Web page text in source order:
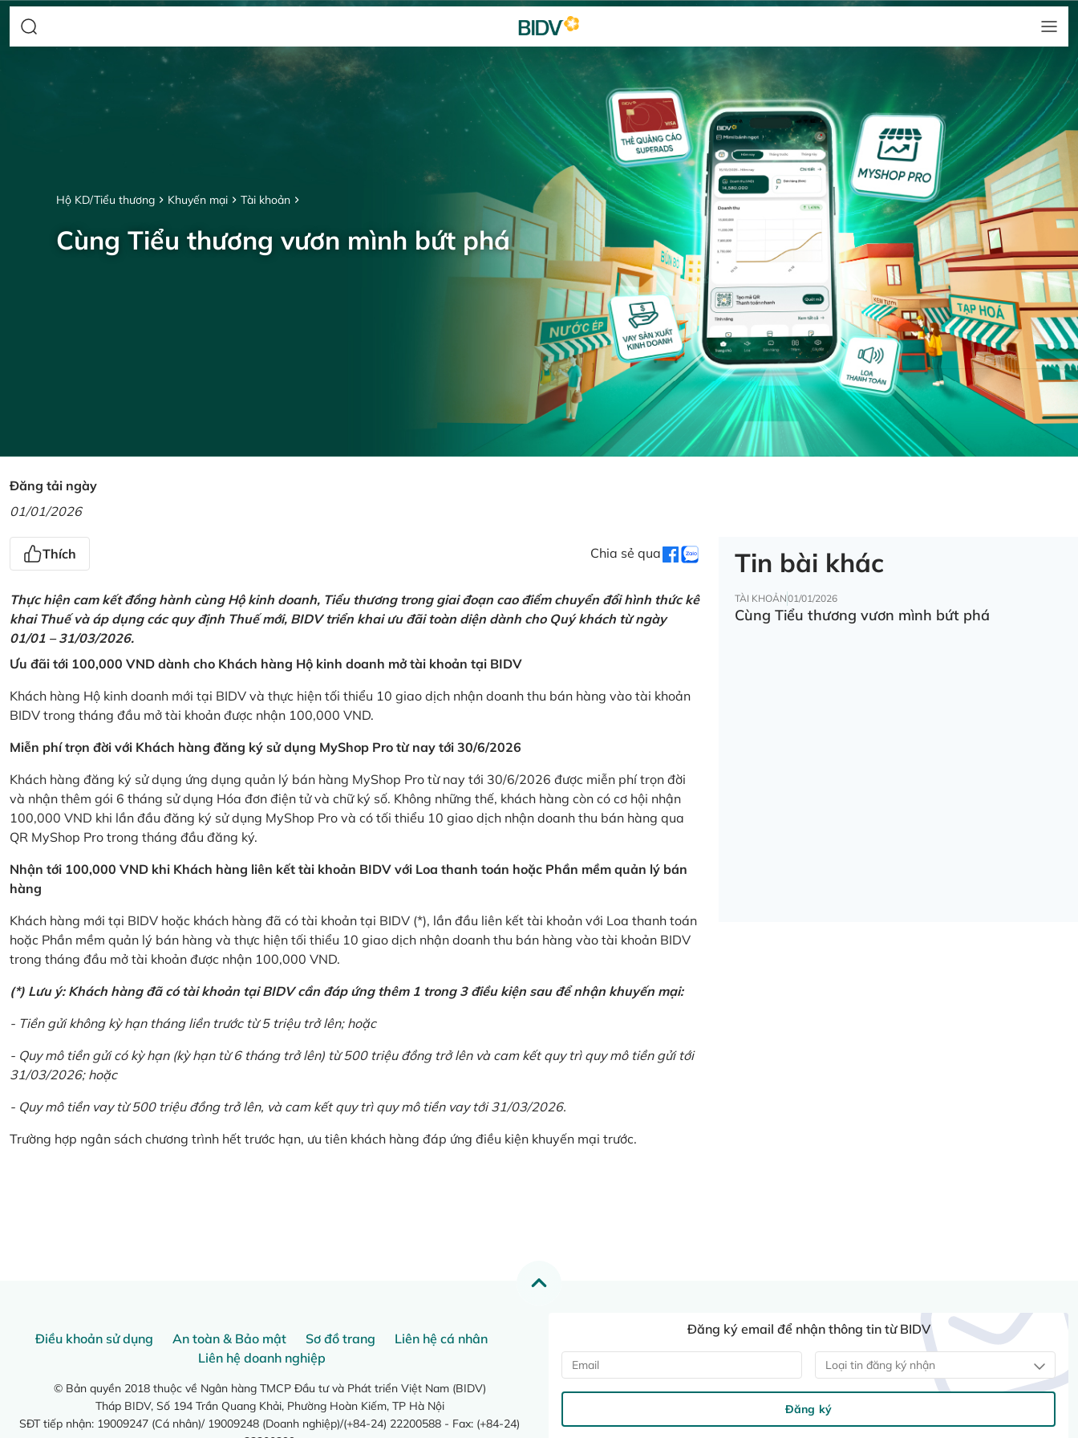
Hộ KD/Tiểu thương Khuyến mại Tài khoản
Cùng Tiểu thương vươn mình bứt phá
Đăng tải ngày
01/01/2026
Thích Chia sẻ qua
Thực hiện cam kết đồng hành cùng Hộ kinh doanh, Tiểu thương trong giai đoạn cao điểm chuyển đổi hình thức kê
khai Thuế và áp dụng các quy định Thuế mới, BIDV triển khai ưu đãi toàn diện dành cho Quý khách từ ngày
01/01 – 31/03/2026.
Ưu đãi tới 100,000 VND dành cho Khách hàng Hộ kinh doanh mở tài khoản tại BIDV
Khách hàng Hộ kinh doanh mới tại BIDV và thực hiện tối thiểu 10 giao dịch nhận doanh thu bán hàng vào tài khoản
BIDV trong tháng đầu mở tài khoản được nhận 100,000 VND.
Miễn phí trọn đời với Khách hàng đăng ký sử dụng MyShop Pro từ nay tới 30/6/2026
Khách hàng đăng ký sử dụng ứng dụng quản lý bán hàng MyShop Pro từ nay tới 30/6/2026 được miễn phí trọn đời
và nhận thêm gói 6 tháng sử dụng Hóa đơn điện tử và chữ ký số. Không những thế, khách hàng còn có cơ hội nhận
100,000 VND khi lần đầu đăng ký sử dụng MyShop Pro và có tối thiểu 10 giao dịch nhận doanh thu bán hàng qua
QR MyShop Pro trong tháng đầu đăng ký.
Nhận tới 100,000 VND khi Khách hàng liên kết tài khoản BIDV với Loa thanh toán hoặc Phần mềm quản lý bán
hàng
Khách hàng mới tại BIDV hoặc khách hàng đã có tài khoản tại BIDV (*), lần đầu liên kết tài khoản với Loa thanh toán
hoặc Phần mềm quản lý bán hàng và thực hiện tối thiểu 10 giao dịch nhận doanh thu bán hàng vào tài khoản BIDV
trong tháng đầu mở tài khoản được nhận 100,000 VND.
(*) Lưu ý: Khách hàng đã có tài khoản tại BIDV cần đáp ứng thêm 1 trong 3 điều kiện sau để nhận khuyến mại:
- Tiền gửi không kỳ hạn tháng liền trước từ 5 triệu trở lên; hoặc
- Quy mô tiền gửi có kỳ hạn (kỳ hạn từ 6 tháng trở lên) từ 500 triệu đồng trở lên và cam kết quy trì quy mô tiền gửi tới
31/03/2026; hoặc
- Quy mô tiền vay từ 500 triệu đồng trở lên, và cam kết quy trì quy mô tiền vay tới 31/03/2026.
Trường hợp ngân sách chương trình hết trước hạn, ưu tiên khách hàng đáp ứng điều kiện khuyến mại trước.
Tin bài khác
TÀI KHOẢN01/01/2026
Cùng Tiểu thương vươn mình bứt phá
Điều khoản sử dụng An toàn & Bảo mật Sơ đồ trang
Liên hệ cá nhân
Liên hệ doanh nghiệp
© Bản quyền 2018 thuộc về Ngân hàng TMCP Đầu tư và Phát triển Việt Nam (BIDV)
Tháp BIDV, Số 194 Trần Quang Khải, Phường Hoàn Kiếm, TP Hà Nội
SĐT tiếp nhận: 19009247 (Cá nhân)/ 19009248 (Doanh nghiệp)/(+84-24) 22200588 - Fax: (+84-24)
Đăng ký email để nhận thông tin từ BIDV
Loại tin đăng ký nhận
Đăng ký